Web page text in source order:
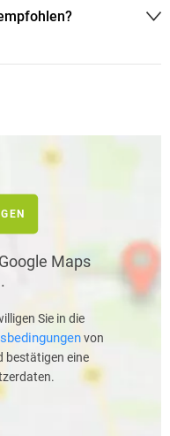
Maps
Sie in die
von
bestätigen eine